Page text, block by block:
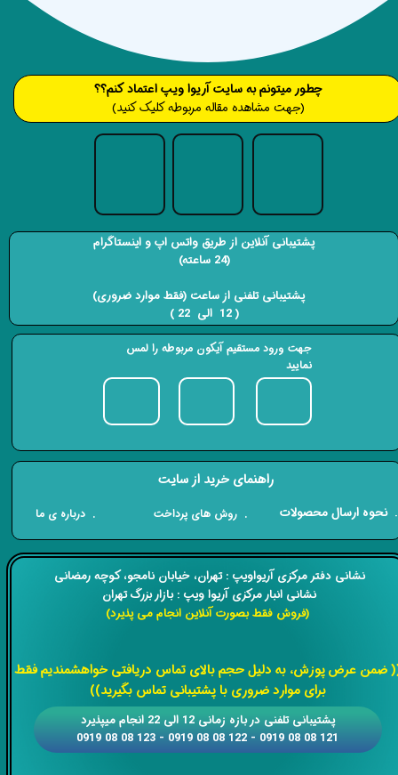
​​نشانی دفتر مرکزی آریواویپ : تهران، خیابان نامجو،کوچه رمضانی
نشانی انبار مرکزی آریوا ویپ : بازار بزرگ تهران
(فروش فقط بصورت آنلاین انجام می پذیرد)
ضمن عرض پوزش، به دلیل حجم بالای تماس دریافتی خواهشمندیم فقط
برای موارد ضروری با پشتیبانی تماس بگیرید))
​​پشتیبانی تلفنی در بازه زمانی 12 الی 22 انجام میپذیرد
121 08 08 0919 - 122 08 08 0919 - 123 08 08 0919
​​​چطور میتونم به سایت آریوا ویپ اعتماد کنم؟؟
(جهت مشاهده مقاله مربوطه کلیک کنید)
راهنمای خرید از سایت
​. نحوه ارسال محصولات . روش های پرداخت . درباره ی ما
پشتیبانی آنلاین از طریق واتس اپ و اینستاگرام
(24 ساعته)
​​​​​​​ پشتیبانی تلفنی از ساعت (فقط موارد ضروری)
( 12 الی 22 ) ​​​​​​​
جهت ورود مستقیم آیکون مربوطه را لمس
نمایید